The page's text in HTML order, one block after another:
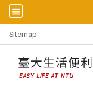
Sitemap